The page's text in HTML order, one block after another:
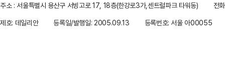
주소 : 서울특별시 용산구 서빙고로 17, 18층(한강로3가,센트럴파크 타워동)
전
제호: 데일리안
등록일/발행일: 2005.09.13 등록번호: 서울 아00055